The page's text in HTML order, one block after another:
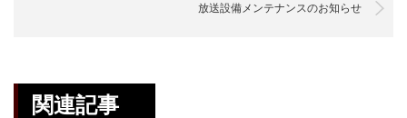
放送設備メンテナンスのお知らせ
関連記事